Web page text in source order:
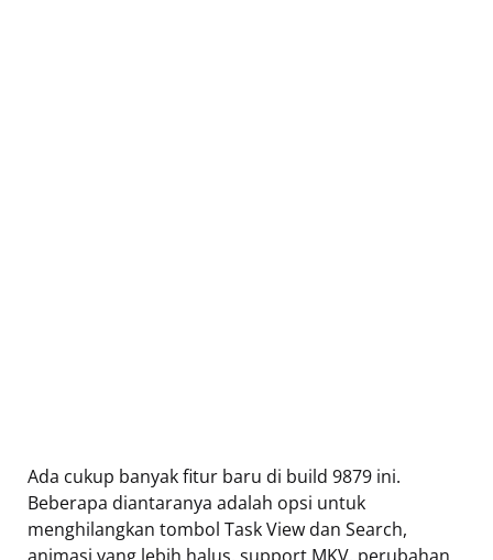
Ada cukup banyak fitur baru di build 9879 ini.
Beberapa diantaranya adalah opsi untuk
menghilangkan tombol Task View dan Search,